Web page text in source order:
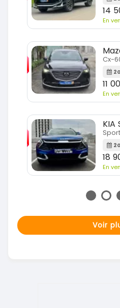
14
En
11
En
KIA
18
En
Voir